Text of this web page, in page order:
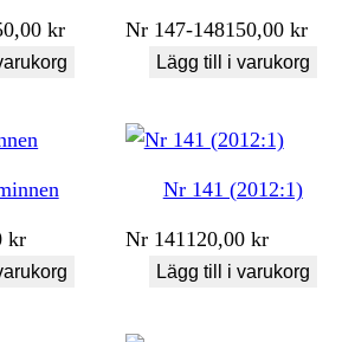
kr Nr 147-148150,00 kr
Lägg till i varukorg
kr
Nr 141 (2012:1)
Nr 141120,00 kr
Lägg till i varukorg